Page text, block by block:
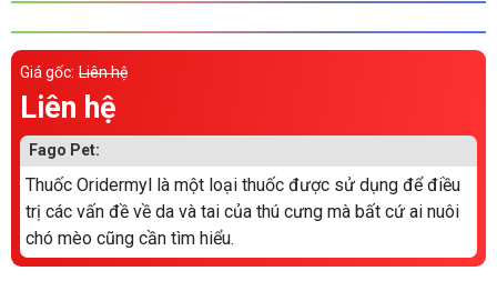
CHÍNH SÁCH
Chính sách mua hàng Chính sách vận chuyển
Chính sách bảo hành
Giá gốc: Liên hệ
Liên hệ
Fago Pet:
Thuốc Oridermyl là một loại thuốc được sử dụng để điều
trị các vấn đề về da và tai của thú cưng mà bất cứ ai nuôi
chó mèo cũng cần tìm hiểu.